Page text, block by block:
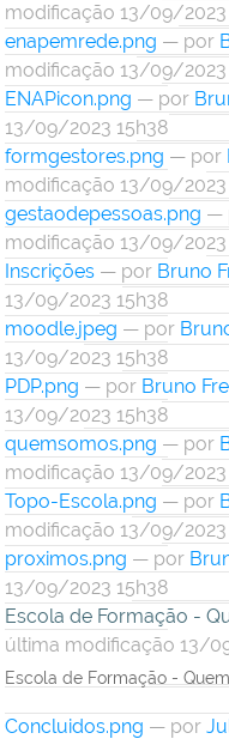
modificação 13/09/2023
enapemrede.png — por
modificação 13/09/2023
ENAPicon.png — por
13/09/2023 15h38
formgestores.png — por
modificação 13/09/2023
gestaodepessoas.png —
modificação 13/09/2023
Inscrições — por Bruno
13/09/2023 15h38
moodle.jpeg — por
13/09/2023 15h38
PDP.png — por Bruno
13/09/2023 15h38
quemsomos.png — por
modificação 13/09/2023
Topo-Escola.png — por
modificação 13/09/2023
proximos.png — por
13/09/2023 15h38
Escola de Formação -
última modificação 13/
Escola de Formação -
Concluidos.png — por